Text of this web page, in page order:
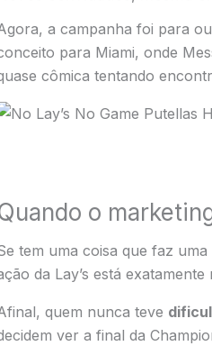
a campanha foi para
para Miami, onde
cômica tentando
o
tem uma coisa que faz
da Lay’s está
quem nunca teve
ver a final da